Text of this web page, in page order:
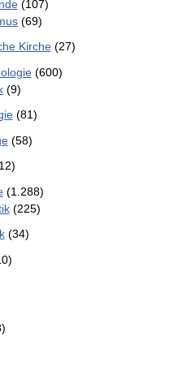
(107)
(69)
Kirche(27)
(600)
(9)
(81)
(58)
(1.288)
(225)
(34)